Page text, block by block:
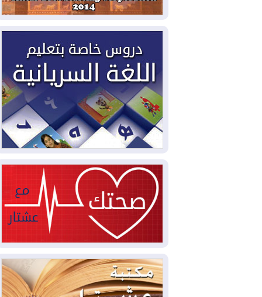
2026-08-03رئيس إقليم كوردستان في
2026-08-03العراق يؤكد مجدداً التزامه
بمنع الهجمات على الدول المجاورة
2026-08-03العجز والاقتراض يطوقان
المالية العراقية.. اقتراض يتجاوز 3 تريليونات
دينار!
2026-08-03كوبا تغرق في الظلام مجددا
2026-08-03
أوامر بإجلاء 60 ألف شخص
بسبب الحرائق في ولاية واشنطن
2026-08-02
مشروع "حسابي" يُمهل
الموظفين حتى نهاية أغسطس لاستلام
بطاقاتهم المصرفية
2026-08-02دمشق وعمّان تحذران بغداد:
أي هجوم من أراضي العراق سيواجه برد